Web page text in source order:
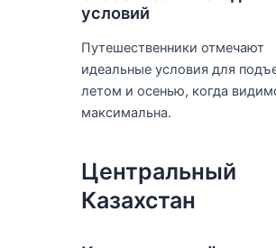
условий
Путешественники отмечают
идеальные условия для
летом и осенью, когда
максимальна.
Центральный
Казахстан